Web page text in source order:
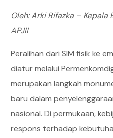
Oleh: Arki Rifazka – Kepala
APJII
Peralihan dari SIM fisik ke
diatur melalui
merupakan langkah
baru dalam
nasional. Di permukaan,
respons terhadap